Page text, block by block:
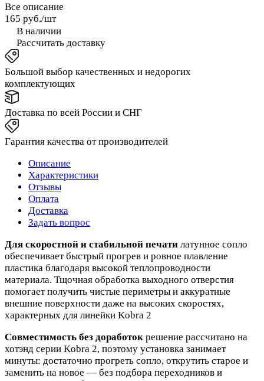
Все описание
165 руб./шт
В наличии
Рассчитать доставку
Большой выбор качественных и недорогих
комплектующих
Доставка по всей России и СНГ
Гарантия качества от производителей
Описание
Характеристики
Отзывы
Оплата
Доставка
Задать вопрос
Для скоростной и стабильной печати латунное сопло
обеспечивает быстрый прогрев и ровное плавление
пластика благодаря высокой теплопроводности
материала. Тщочная обработка выходного отверстия
помогает получить чистые периметры и аккуратные
внешние поверхности даже на высоких скоростях,
характерных для линейки Kobra 2
Совместимость без доработок решение рассчитано на
хотэнд серии Kobra 2, поэтому установка занимает
минуты: достаточно прогреть сопло, открутить старое и
заменить на новое — без подбора переходников и